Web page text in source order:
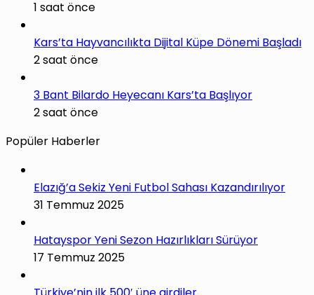
1 saat önce
Kars’ta Hayvancılıkta Dijital Küpe Dönemi Başladı
2 saat önce
3 Bant Bilardo Heyecanı Kars’ta Başlıyor
2 saat önce
Popüler Haberler
Elazığ’a Sekiz Yeni Futbol Sahası Kazandırılıyor
31 Temmuz 2025
Hatayspor Yeni Sezon Hazırlıkları Sürüyor
17 Temmuz 2025